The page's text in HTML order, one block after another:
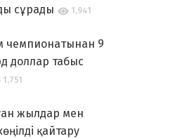
сұрады
1,941
чемпионатынан 9
доллар табыс
1,751
жылдар мен
қайтару